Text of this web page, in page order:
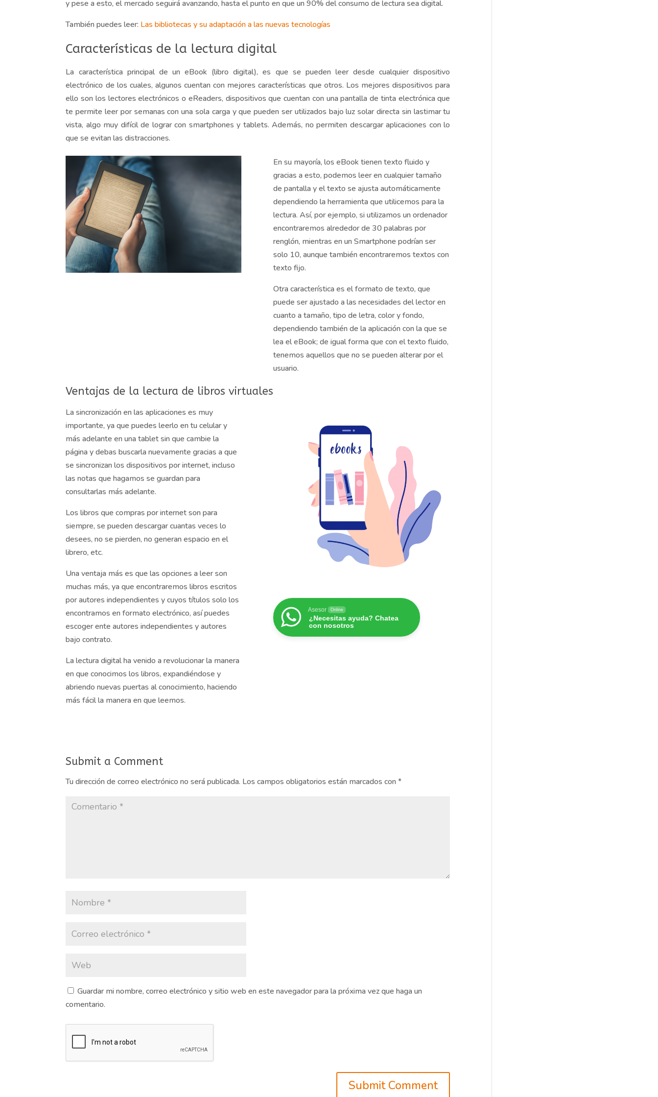
y pese a esto, el mercado seguirá avanzando, hasta el punto en que un 90% del consumo de lectura sea digital.
También puedes leer: Las bibliotecas y su adaptación a las nuevas tecnologías
Características de la lectura digital
La característica principalde uneBook (libro digital), es que se pueden leer desde cualquier dispositivo
electrónico de los cuales, algunos cuentan con mejores características que otros. Los mejores dispositivos para
ello son los lectores electrónicos o eReaders, dispositivos que cuentan con una pantalla de tinta electrónica que
te permite leer por semanas con una sola carga y que pueden ser utilizados bajo luz solar directa sin lastimar tu
vista, algo muy difícil de lograr con smartphones y tablets. Además, no permiten descargar aplicaciones con lo
que se evitan las distracciones.
En su mayoría, los eBook tienen texto fluido y
gracias a esto, podemos leer en cualquier tamaño
de pantalla y el texto se ajusta automáticamente
dependiendo la herramienta que utilicemos para la
lectura. Así, por ejemplo, si utilizamos un ordenador
encontraremos alrededor de 30 palabras por
renglón, mientras en un Smartphone podrían ser
solo 10, aunque también encontraremos textos con
texto fijo.
Otra característica es el formato de texto, que
puede ser ajustado a las necesidades del lector en
cuanto a tamaño, tipo de letra, color y fondo,
dependiendo también de la aplicación con la que se
lea el eBook; de igual forma que con el texto fluido,
tenemos aquellos que no se pueden alterar por el
usuario.
Ventajas de la lectura de libros virtuales
La sincronización en las aplicaciones es muy
importante, ya que puedes leerlo en tu celular y
más adelante en una tablet sin que cambie la
página y debas buscarla nuevamente gracias a que
se sincronizan los dispositivos por internet, incluso
las notas que hagamos se guardan para
consultarlas más adelante.
Los libros que compras por internet son para
siempre, se pueden descargar cuantas veces lo
desees, no se pierden, no generan espacio en el
librero, etc.
Una ventaja más es que las opciones a leer son
muchas más, ya que encontraremos libros escritos
por autores independientes y cuyos títulos solo los
encontramos en formato electrónico, así puedes
escoger ente autores independientes y autores
bajo contrato.
La lectura digital ha venido a revolucionar la manera
en que conocimos los libros, expandiéndose y
abriendo nuevas puertas al conocimiento, haciendo
más fácil la manera en que leemos.
Asesor Online
¿Necesitas ayuda? Chatea
con nosotros
Submit a Comment
Tu dirección de correo electrónico no será publicada. Los campos obligatorios están marcados con*
Guardar mi nombre, correo electrónico y sitio web en este navegador para la próxima vez que haga un
comentario.